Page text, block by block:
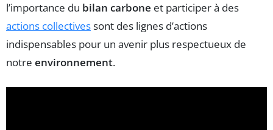
l’importance du bilan carbone et participer à des
actions collectivessont des lignes d’actions
indispensables pour un avenir plus respectueux de
notre environnement.